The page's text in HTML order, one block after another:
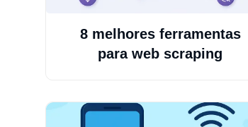
8 melhores ferramentas
para web scraping